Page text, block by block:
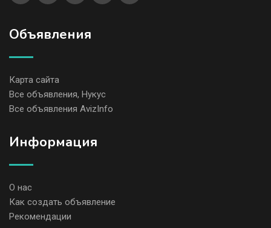
Объявления
Карта сайта
Все объявления, Нукус
Все объявления AvizInfo
Информация
О нас
Как создать объявление
Рекомендации